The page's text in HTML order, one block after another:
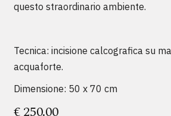
questo straordinario ambiente.
Tecnica: incisione calcografica su
acquaforte.
Dimensione: 50 x 70 cm